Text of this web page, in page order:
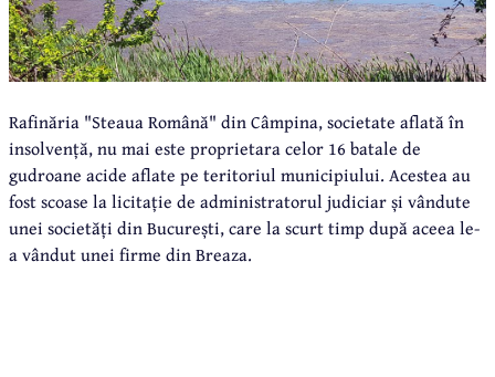
Rafinăria "Steaua Română" din Câmpina, societate aflată în
insolvență, nu mai este proprietara celor 16 batale de
gudroane acide aflate pe teritoriul municipiului. Acestea au
fost scoase la licitație de administratorul judiciar și vândute
unei societăți din București, care la scurt timp după aceea le-
a vândut unei firme din Breaza.